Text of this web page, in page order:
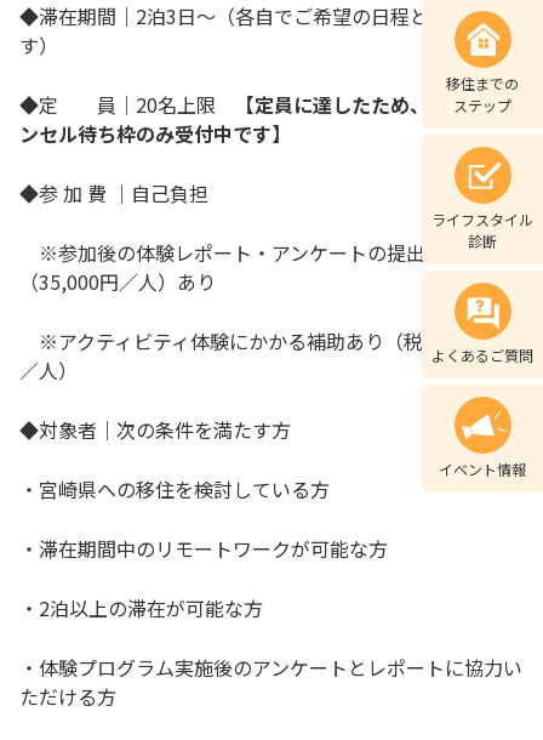
◆滞在期間｜2泊3日〜（各自でご希望の日程となりま
す）
◆定 員｜20名上限
【定員に達したため、現在キャ
ンセル待ち枠のみ受付中です】
◆参 加 費 ｜自己負担
※参加後の体験レポート・アンケートの提出で謝礼金
（35,000円／人）あり
※アクティビティ体験にかかる補助あり（税込5,000円
／人）
◆対象者｜次の条件を満たす方
・宮崎県への移住を検討している方
・滞在期間中のリモートワークが可能な方
・2泊以上の滞在が可能な方
・体験プログラム実施後のアンケートとレポートに協力い
ただける方
移住までの
ステップ
ライフスタイル
診断
よくあるご質問
イベント情報